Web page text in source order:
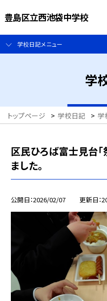
豊島区立西池袋中学校
学校日記メニュー
学
トップページ > 学校日記 > 学
区民ひろば富士見台
ました。
公開日 2026/02/07 更新日